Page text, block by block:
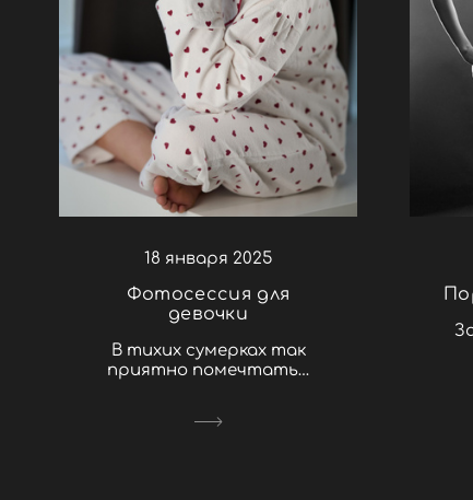
18 января 2025
Фотосессия для
девочки
В тихих сумерках так
приятно помечтать…